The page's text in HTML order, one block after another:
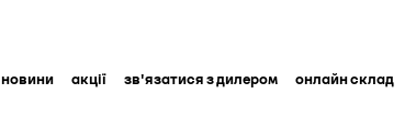
новини акції зв'язатися з дилером онлайн склад